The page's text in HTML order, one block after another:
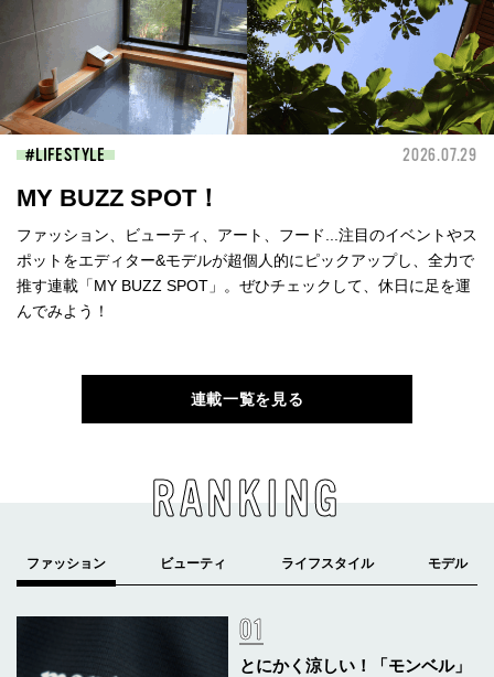
LIFESTYLE 2026.07.29
MY BUZZ SPOT！
ファッション、ビューティ、アート、フード...注目のイベントやス
ポットをエディター&モデルが超個人的にピックアップし、全力で
推す連載「MY BUZZ SPOT」。ぜひチェックして、休日に足を運
んでみよう！
連載一覧を見る
RANKING
とにかく涼しい！「モンベル」